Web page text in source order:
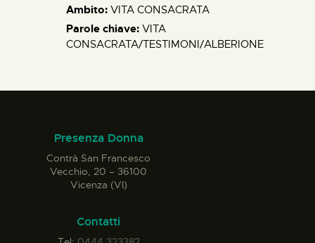
Ambito: VITA CONSACRATA
Parole chiave: VITA
CONSACRATA/TESTIMONI/ALBERIONE
Presenza Donna
Contrà San Francesco
Vecchio, 20 – 36100
Vicenza (VI)
Contatti